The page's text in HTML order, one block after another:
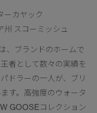
ーカヤック
スコーミッシュ
、ブランドのホームで
者として数々の実績を
ドラーの一人が、ブリ
す。高強度のウォータ
GOOSEコレクション